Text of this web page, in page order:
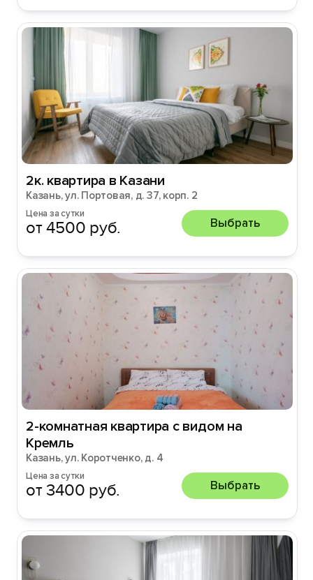
2к. квартира в Казани
Казань, ул. Портовая, д. 37, корп. 2
Цена за сутки
от 4500 руб. Выбрать
2-комнатная квapтира с видом на
Кремль
Казань, ул. Коротченко, д. 4
Цена за сутки
от 3400 руб. Выбрать